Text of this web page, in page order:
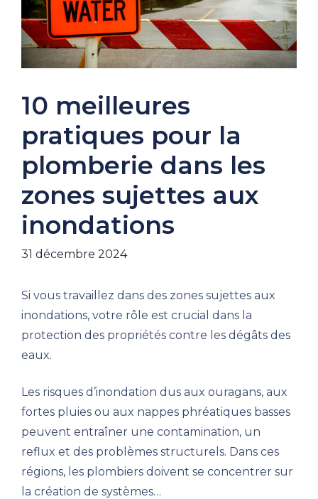
10 meilleures
pratiques pour la
plomberie dans les
zones sujettes aux
inondations
31 décembre 2024
Si vous travaillez dans des zones sujettes aux
inondations, votre rôle est crucial dans la
protection des propriétés contre les dégâts des
eaux.
Les risques d’inondation dus aux ouragans, aux
fortes pluies ou aux nappes phréatiques basses
peuvent entraîner une contamination, un
reflux et des problèmes structurels. Dans ces
régions, les plombiers doivent se concentrer sur
la création de systèmes…